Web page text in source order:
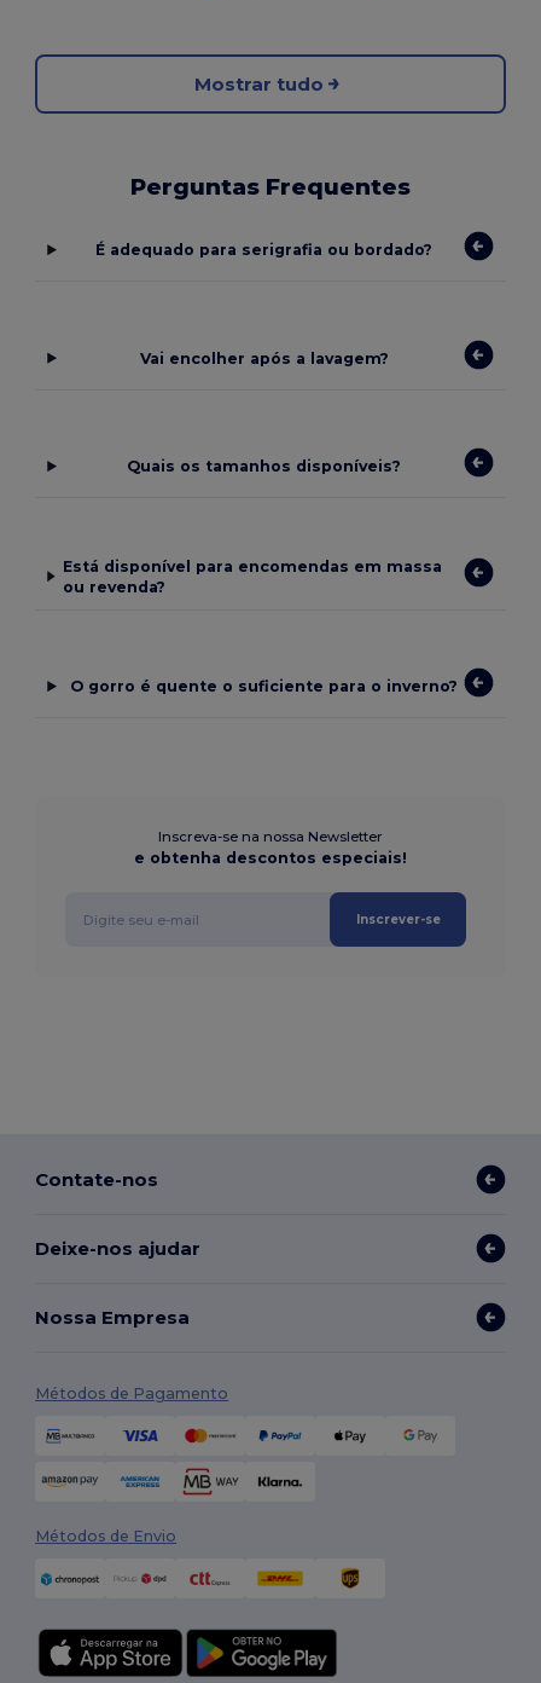
Mostrar tudo
Perguntas Frequentes
É adequado para serigrafia ou bordado?
Vai encolher após a lavagem?
Quais os tamanhos disponíveis?
Está disponível para encomendas em massa
ou revenda?
O gorro é quente o suficiente para o inverno?
Inscreva-se na nossa Newsletter
e obtenha descontos especiais!
Inscrever-se
Contate-nos
Deixe-nos ajudar
Nossa Empresa
Métodos de Pagamento
Métodos de Envio